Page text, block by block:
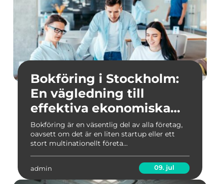
Bokföring i Stockholm:
En vägledning till
effektiva ekonomiska
processer
Bokföring är en väsentlig del av alla företag,
oavsett om det är en liten startup eller ett
stort multinationellt företa...
admin 09. jul